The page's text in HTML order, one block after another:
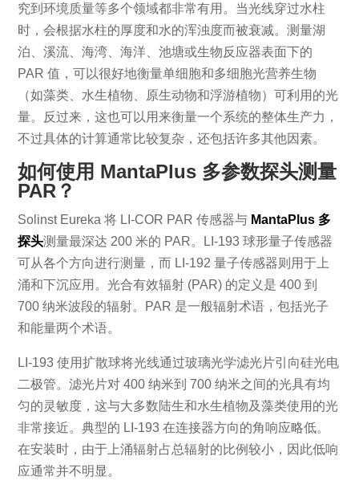
究到环境质量等多个领域都非常有用。当光线穿过水柱
时，会根据水柱的厚度和水的浑浊度而被衰减。测量湖
泊、溪流、海湾、海洋、池塘或生物反应器表面下的
PAR 值，可以很好地衡量单细胞和多细胞光营养生物
（如藻类、水生植物、原生动物和浮游植物）可利用的光
量。反过来，这也可以用来衡量一个系统的整体生产力，
不过具体的计算通常比较复杂，还包括许多其他因素。
如何使用 MantaPlus 多参数探头测量
PAR ？
Solinst Eureka 将 LI-COR PAR 传感器与 MantaPlus 多
探头测量最深达 200 米的 PAR。LI-193 球形量子传感器
可从各个方向进行测量，而 LI-192 量子传感器则用于上
涌和下沉应用。光合有效辐射 (PAR) 的定义是 400 到
700 纳米波段的辐射。PAR 是一般辐射术语，包括光子
和能量两个术语。
LI-193 使用扩散球将光线通过玻璃光学滤光片引向硅光电
二极管。滤光片对 400 纳米到 700 纳米之间的光具有均
匀的灵敏度，这与大多数陆生和水生植物及藻类使用的光
非常接近。典型的 LI-193 在连接器方向的角响应略低。
在安装时，由于上涌辐射占总辐射的比例较小，因此低响
应通常并不明显。